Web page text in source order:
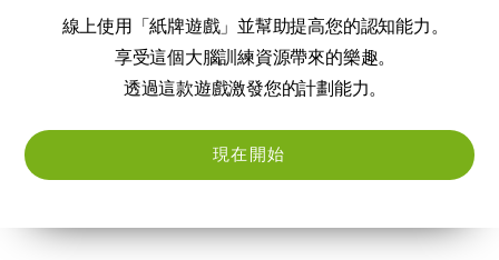
線上使用「紙牌遊戲」並幫助提高您的認知能力。
享受這個大腦訓練資源帶來的樂趣。
透過這款遊戲激發您的計劃能力。
現在開始